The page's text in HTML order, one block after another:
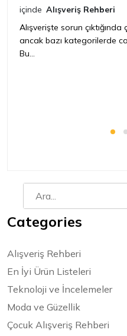
içinde Alışveriş Rehberi
Alışverişte sorun
ancak bazı kategorilerde
Bu...
Categories
Alışveriş Rehberi
En İyi Ürün Listeleri
Teknoloji ve İncelemeler
Moda ve Güzellik
Çocuk Alışveriş Rehberi